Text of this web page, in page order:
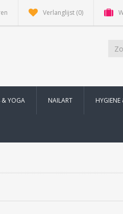
Verlanglijst (0)
& YOGA NAILART HYGIENE